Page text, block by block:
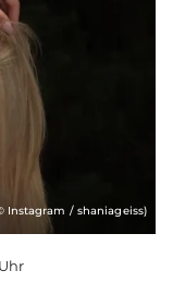
Instagram / shaniageiss)